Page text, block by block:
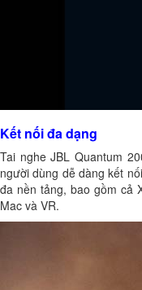
Kết nối đa dạng
Tai nghe JBL Quantum
người dùng dễ dàng kết
đa nền tảng, bao gồm cả
Mac và VR.